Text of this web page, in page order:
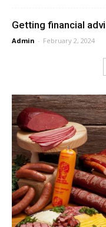
Getting financial
Admin - February 2, 2024